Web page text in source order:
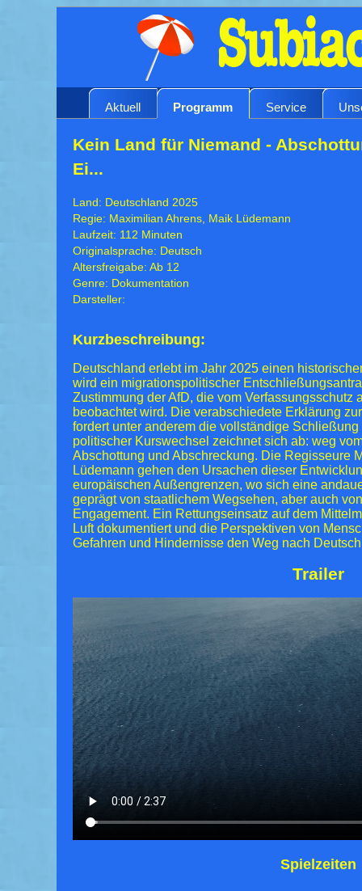
Aktuell Programm Service
Kein Land für Niemand -
Ei...
Land: Deutschland 2025
Regie: Maximilian Ahrens, Maik Lüdemann
Laufzeit: 112 Minuten
Originalsprache: Deutsch
Altersfreigabe: Ab 12
Genre: Dokumentation
Darsteller:
Kurzbeschreibung:
Deutschland erlebt im Jahr 2025 einen
wird ein migrationspolitischer
Zustimmung der AfD, die vom Verfassungsschutz
beobachtet wird. Die verabschiedete Erklärung
fordert unter anderem die vollständige
politischer Kurswechsel zeichnet sich ab: weg
Abschottung und Abschreckung. Die Regisseure
Lüdemann gehen den Ursachen dieser
europäischen Außengrenzen, wo sich eine
geprägt von staatlichem Wegsehen, aber auch
Engagement. Ein Rettungseinsatz auf dem
Luft dokumentiert und die Perspektiven von
Gefahren und Hindernisse den Weg nach
Trailer
Spielzeiten